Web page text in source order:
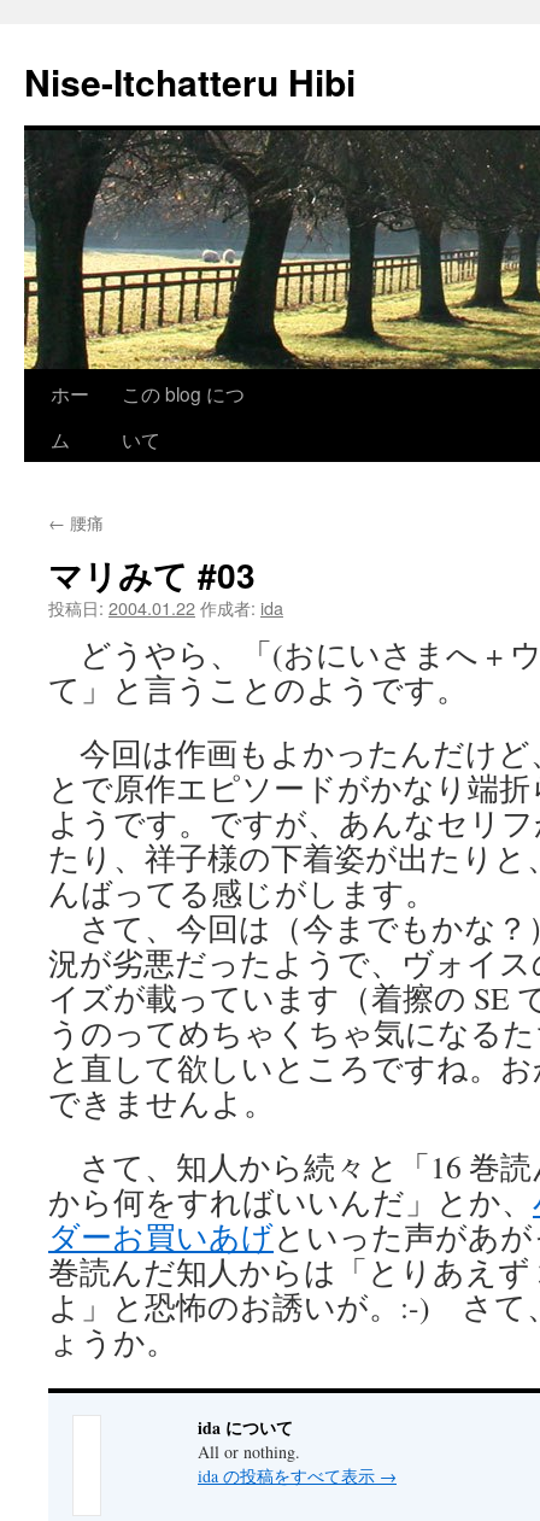
Nise-Itchatteru Hibi
ン
ツ
へ
ホー
ム
この blog につ
いて
← 腰痛
マリみて #03
投稿日: 2004.01.22作成者: ida
どうやら、「(おにいさまへ +
て」と言うことのようです。
今回は作画もよかったんだけど
とで原作エピソードがかなり端
ようです。ですが、あんなセリ
たり、祥子様の下着姿が出たり
んばってる感じがします。
さて、今回は（今までもかな？
況が劣悪だったようで、ヴォイ
イズが載っています（着擦の SE
うのってめちゃくちゃ気になる
と直して欲しいところですね。
できませんよ。
さて、知人から続々と「16 巻
から何をすればいいんだ」とか、
ダーお買いあげといった声があ
巻読んだ知人からは「とりあえ
よ」と恐怖のお誘いが。:-) さて
ょうか。
ida について
All or nothing.
ida の投稿をすべて表示 →